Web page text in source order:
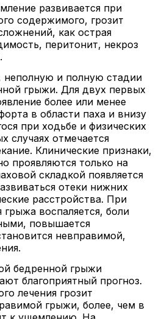
развивается при
содержимого, грозит
как острая
перитонит, некроз
и полную стадии
грыжи. Для двух первых
более или менее
в области паха и внизу
при ходьбе и физических
случаях отмечается
Клинические признаки,
проявляются только на
складкой появляется
отеки нижних
расстройства. При
воспаляется, боли
повышается
невправимой,
бедренной грыжи
благоприятный прогноз.
лечения грозит
грыжи, более, чем в